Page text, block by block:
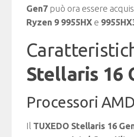
Gen7 può ora essere
Ryzen 9 9955HX e
Stellaris 16
Processori
Il TUXEDO Stellaris 16